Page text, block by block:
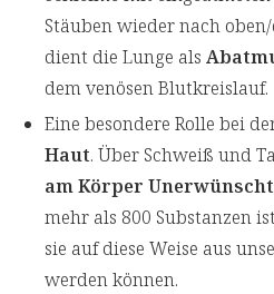
Stäuben wieder nach
dient die Lunge als
dem venösen Blutkreislauf.
Eine besondere Rolle bei
Haut. Über Schweiß und
am Körper
mehr als 800 Substanzen
sie auf diese Weise aus
werden können.